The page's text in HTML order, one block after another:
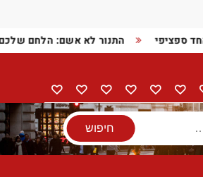
התנור לא אשם: הלחם ספציפי
מתנותמוצרי
חשמל
טיוליםאודותצור
קשר
מדיניות
פרטיות
הצהרת
נגישות